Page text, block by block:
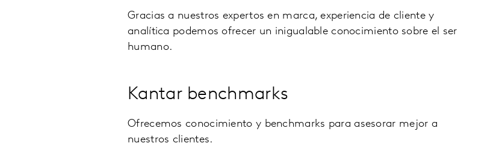
Gracias a nuestros expertos en marca, experiencia de cliente y
analítica podemos ofrecer un inigualable conocimiento sobre el ser
humano.
Kantar benchmarks
Ofrecemos conocimiento y benchmarks para asesorar mejor a
nuestros clientes.